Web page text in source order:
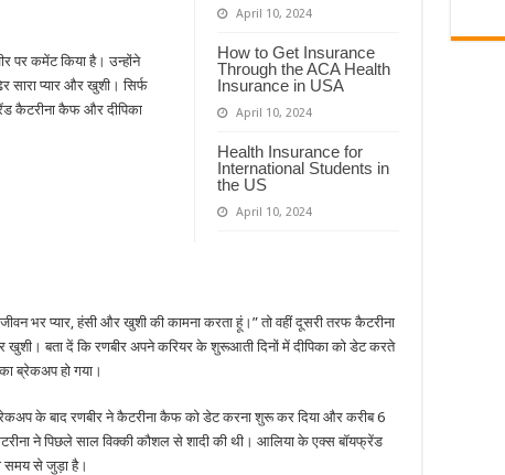
April 10, 2024
How to Get Insurance
Through the ACA Health
Insurance in USA
April 10, 2024
Health Insurance for
International Students in
the US
April 10, 2024
पर कमेंट किया है। उन्होंने
प्यार और खुशी। सिर्फ
कैटरीना कैफ और दीपिका
भर प्यार, हंसी और खुशी की कामना करता हूं।” तो वहीं दूसरी तरफ कैटरीना
बता दें कि रणबीर अपने करियर के शुरूआती दिनों में दीपिका को डेट करते
ब्रेकअप हो गया।
के बाद रणबीर ने कैटरीना कैफ को डेट करना शुरू कर दिया और करीब 6
ने पिछले साल विक्की कौशल से शादी की थी। आलिया के एक्स बॉयफ्रेंड
समय से जुड़ा है।